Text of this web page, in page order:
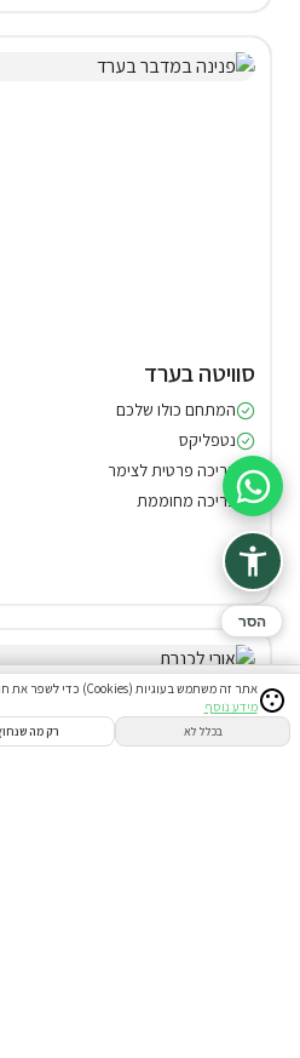
הזמנות
סוויטה בערד
המתחם כולו שלכם
נטפליקס
בריכה פרטית לצימר
בריכה מחוממת
אתר זה משתמש בעוגיות (Cookies) כדי לשפר את חוויית הגלישה שלכם ולהציע תוכן מותאם אישי.
מידע נוסף
בכלל לא רק מה
סיוע בהזמנה
הסר